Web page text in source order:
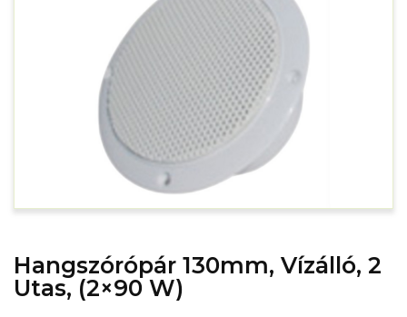
Hangszórópár 130mm, Vízálló, 2
Utas, (2×90 W)